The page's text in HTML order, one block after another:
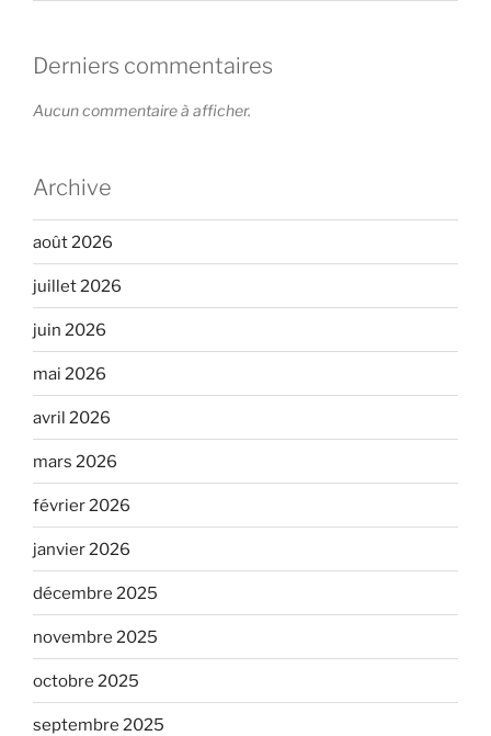
Derniers commentaires
Aucun commentaire à afficher.
Archive
août 2026
juillet 2026
juin 2026
mai 2026
avril 2026
mars 2026
février 2026
janvier 2026
décembre 2025
novembre 2025
octobre 2025
septembre 2025